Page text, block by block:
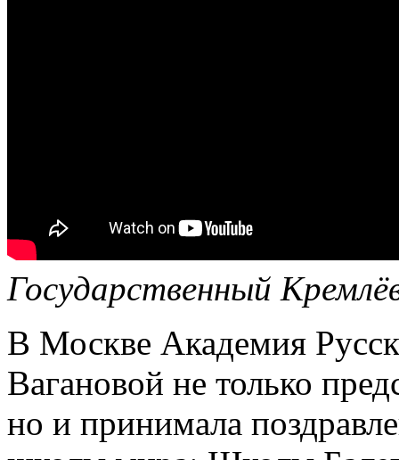
Государственный
В Москве Академия
Вагановой не только
но и принимала